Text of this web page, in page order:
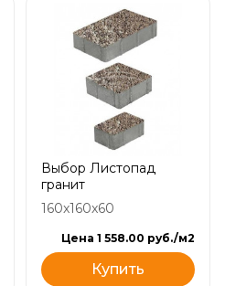
Выбор Листопад
гранит
160x160x60
Цена 1 558.00 руб./м2
Купить